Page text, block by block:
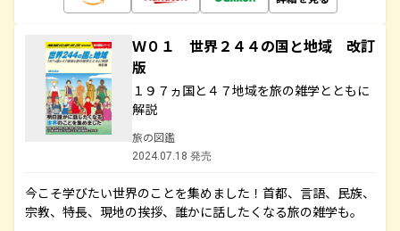
Ｗ０１ 世界２４４の国と地域 改訂
版
１９７ヵ国と４７地域を旅の雑学とともに
解説
旅の図鑑
2024.07.18 発売
今こそ学びたい世界のことを集めました！首都、言語、民族、
宗教、特長、現地の挨拶、誰かに話したくなる旅の雑学も。